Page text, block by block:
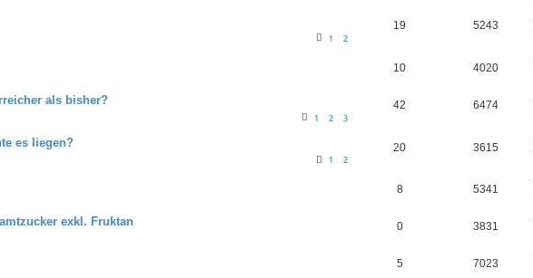
1 2
19 5243
10 4020
als bisher?
1 2 3
42 6474
es liegen?
1 2
20 3615
8 5341
exkl. Fruktan 0 3831
5 7023